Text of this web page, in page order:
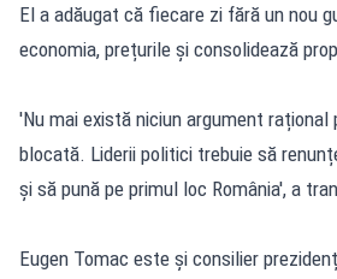
El a adăugat că fiecare zi fără un nou
economia, prețurile și consolidează
'Nu mai există niciun argument
blocată. Liderii politici trebuie să
și să pună pe primul loc România', a
Eugen Tomac este și consilier